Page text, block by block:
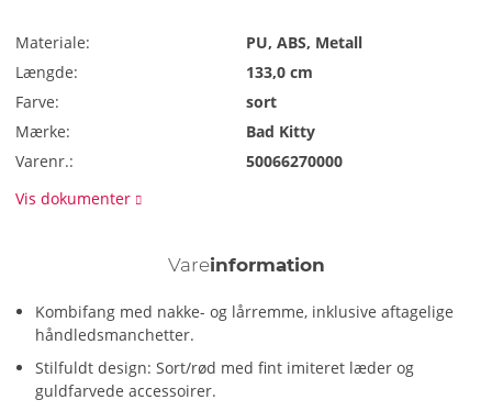
Materiale:
PU, ABS, Metall
Længde:
133,0 cm
Farve:
sort
Mærke:
Bad Kitty
Varenr.:
50066270000
Vis dokumenter
Vareinformation
Kombifang med nakke- og lårremme, inklusive aftagelige
håndledsmanchetter.
Stilfuldt design: Sort/rød med fint imiteret læder og
guldfarvede accessoirer.